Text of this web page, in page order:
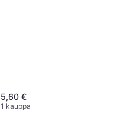
5,60 €
1 kauppa